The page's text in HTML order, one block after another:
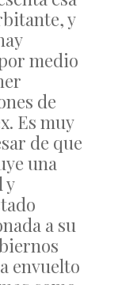
y
medio
de
Es muy
de que
una
y
a su
envuelto